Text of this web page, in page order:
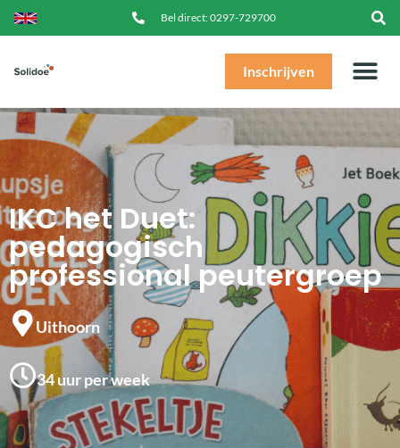
Bel direct:0297-729700
Inschrijven
IKC het Duet:
pedagogisch
professional peutergroep
Uithoorn
34 uur per week